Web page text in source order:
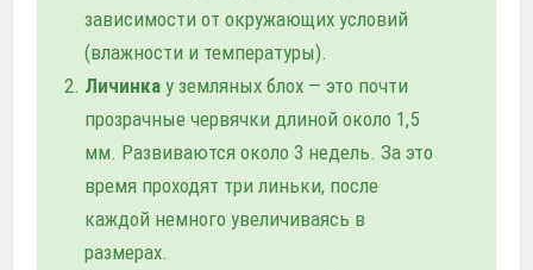
зависимости от окружающих условий
(влажности и температуры).
Личинка у земляных блох — это почти
прозрачные червячки длиной около 1,5
мм. Развиваются около 3 недель. За это
время проходят три линьки, после
каждой немного увеличиваясь в
размерах.